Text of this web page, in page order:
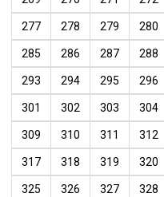
277 278 279 280
285 286 287 288
293 294 295 296
301 302 303 304
309 310 311 312
317 318 319 320
325 326 327 328